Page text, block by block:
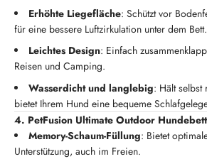
Erhöhte Liegefläche: Schützt vor
für eine bessere Luftzirkulation unter dem Bett.
Leichtes Design: Einfach
Reisen und Camping.
Wasserdicht und langlebig: Hält selbst
bietet Ihrem Hund eine bequeme
4. PetFusion Ultimate Outdoor Hundebett
Memory-Schaum-Füllung: Bietet
Unterstützung, auch im Freien.